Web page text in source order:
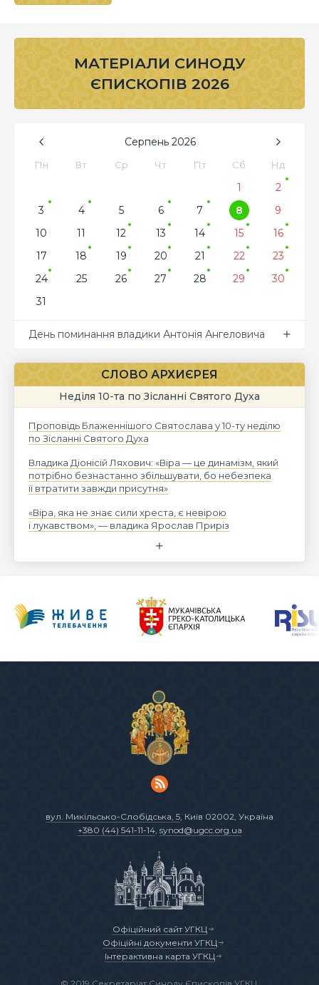
МАТЕРІАЛИ СИНОДУ
ЄПИСКОПІВ 2026
Серпень 2026
Пн Вт Ср Чт Пт Сб Нд
1
2
3
4 5 6 7 8
9
10
11 12 13 14 15
16
17
18 19 20 21 22
23
24
25 26 27 28 29
30
31
День поминання владики Антонія Ангеловича
СЛОВО АРХИЄРЕЯ
Неділя 10-та по Зісланні Святого Духа
Проповідь Блаженнішого Святослава у 10-ту неділю
по Зісланні Святого Духа
Владика Діонісій Ляхович: «Віра — це динамізм, який
потрібно безнастанно збільшувати, бо небезпека
її втратити завжди присутня»
«Віра, яка не знає сили хреста, є невірою
і лукавством», — владика Ярослав Приріз
вул. Микільсько-Слобідська, 5, Київ 02002, Україна
+380 (44) 541-11-14, synod@ugcc.org.ua
Офіційний сайт УГКЦ
Офіційні документи УГКЦ
Інтерактивна карта УГКЦ